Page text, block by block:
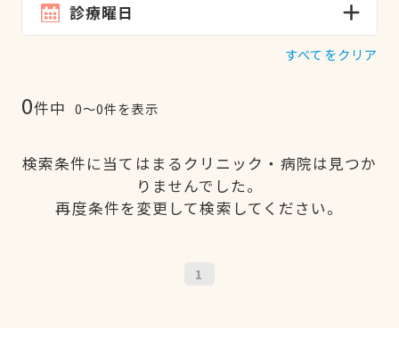
診療曜日
すべてをクリア
0件中 0〜0件を表示
検索条件に当てはまるクリニック・病院は見つか
りませんでした。
再度条件を変更して検索してください。
1